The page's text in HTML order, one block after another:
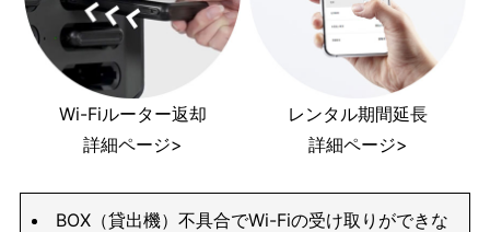
Wi-Fiルーター返却
詳細ページ>
レンタル期間延長
詳細ページ>
BOX（貸出機）不具合でWi-Fiの受け取りができな